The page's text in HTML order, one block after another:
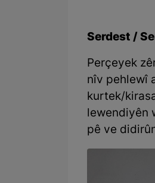
Serdest /
Perçeyek
nîv pehlewî
kurtek/
lewendiyên
pê ve